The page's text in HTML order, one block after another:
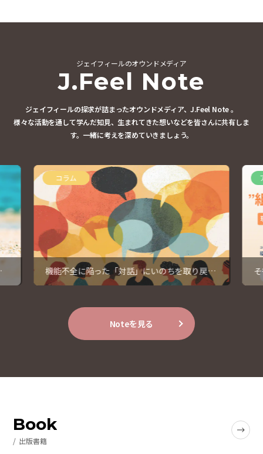
ジェイフィールのオウンドメディア
J.Feel Note
ジェイフィールの探求が詰まったオウンドメディア、J.Feel Note 。
様々な活動を通して学んだ知見、生まれてきた想いなどを皆さんに共有しま
す。 一緒に考えを深めていきましょう。
Noteを見る
コラム
機能不全に陥った「対話」にいのちを取り戻す
④
Book
出版書籍